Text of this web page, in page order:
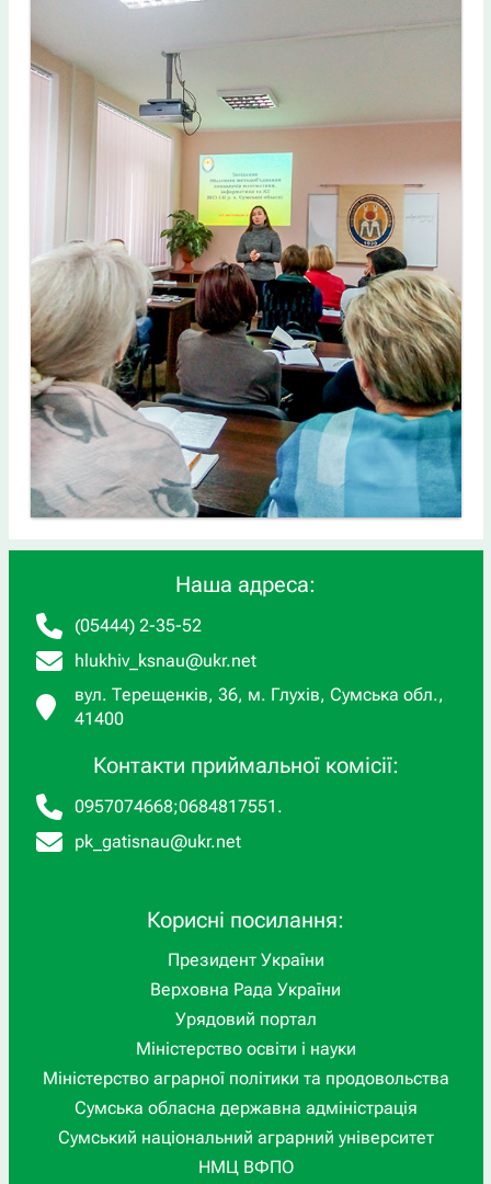
Наша адреса:
(05444) 2-35-52
hlukhiv_ksnau@ukr.net
вул. Терещенків, 36, м. Глухів, Сумська обл.,
41400
Контакти приймальної комісії:
0957074668;0684817551 .
pk_gatisnau@ukr.net
Корисні посилання:
Президент України
Верховна Рада України
Урядовий портал
Міністерство освіти і науки
Міністерство аграрної політики та продовольства
Сумська обласна державна адміністрація
Сумський національний аграрний університет
НМЦ ВФПО